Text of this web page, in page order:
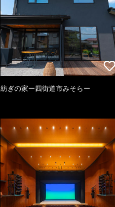
紡ぎの家ー四街道市みそらー